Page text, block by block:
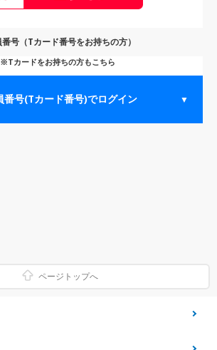
号（Tカード番号をお持ちの方）
※Tカードをお持ちの方もこちら
番号(Tカード番号)でログイン ▼
ページトップへ